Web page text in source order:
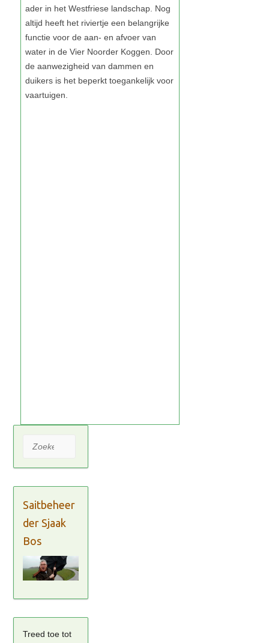
Zoeken
Saitbeheer
der Sjaak
Bos
Treed toe tot